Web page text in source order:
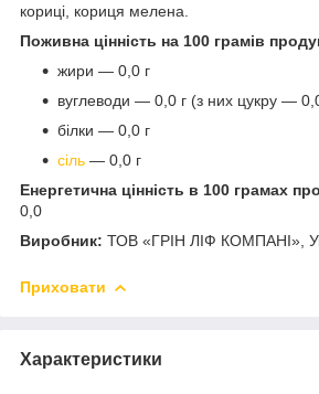
кориці, кориця мелена.
Поживна цінність на 100 грамів
жири — 0,0 г
вуглеводи — 0,0 г (з них цукру —
білки — 0,0 г
сіль — 0,0 г
Енергетична цінність в 100 грамах
0,0
Виробник: ТОВ «ГРІН ЛІФ КОМПАНІ»,
Приховати
Характеристики